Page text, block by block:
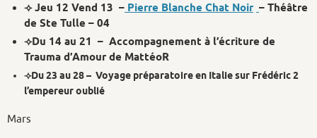
⟢ Jeu 12 Vend 13 – Pierre Blanche Chat Noir – Théâtre
de Ste Tulle – 04
⟢Du 14 au 21 – Accompagnement à l’écriture de
Trauma d’Amour de MattéoR
⟢Du 23 au 28 – Voyage préparatoire en Italie sur Frédéric 2
l’empereur oublié
Mars